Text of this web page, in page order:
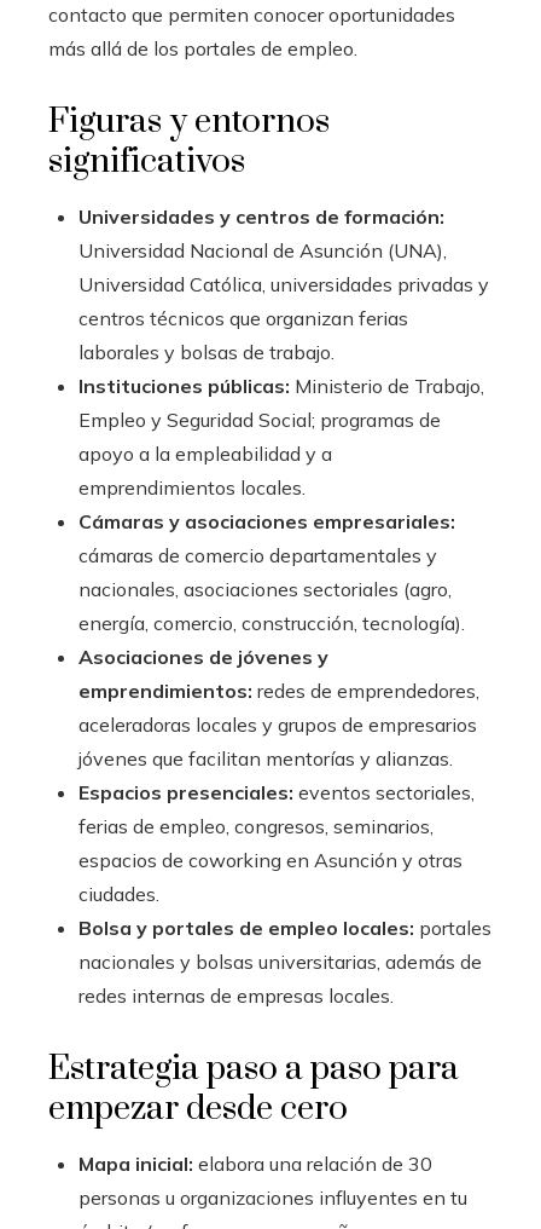
contacto que permiten conocer oportunidades
más allá de los portales de empleo.
Figuras y entornos
significativos
Universidades y centros de formación:
Universidad Nacional de Asunción (UNA),
Universidad Católica, universidades privadas y
centros técnicos que organizan ferias
laborales y bolsas de trabajo.
Instituciones públicas: Ministerio de Trabajo,
Empleo y Seguridad Social; programas de
apoyo a la empleabilidad y a
emprendimientos locales.
Cámaras y asociaciones empresariales:
cámaras de comercio departamentales y
nacionales, asociaciones sectoriales (agro,
energía, comercio, construcción, tecnología).
Asociaciones de jóvenes y
emprendimientos: redes de emprendedores,
aceleradoras locales y grupos de empresarios
jóvenes que facilitan mentorías y alianzas.
Espacios presenciales: eventos sectoriales,
ferias de empleo, congresos, seminarios,
espacios de coworking en Asunción y otras
ciudades.
Bolsa y portales de empleo locales: portales
nacionales y bolsas universitarias, además de
redes internas de empresas locales.
Estrategia paso a paso para
empezar desde cero
Mapa inicial: elabora una relación de 30
personas u organizaciones influyentes en tu